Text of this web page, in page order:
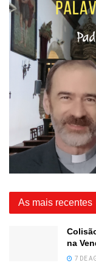
As mais recentes
na
7 DE